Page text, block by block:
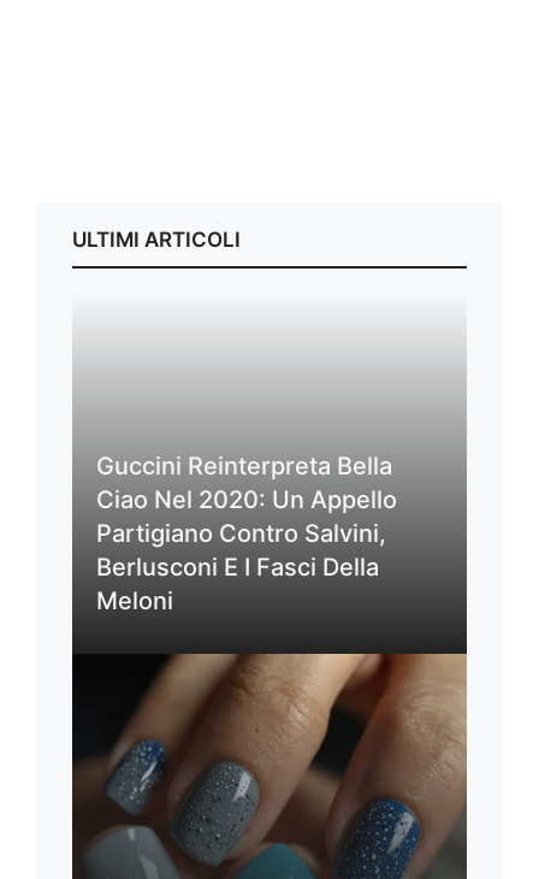
ULTIMI ARTICOLI
Guccini Reinterpreta Bella
Ciao Nel 2020: Un Appello
Partigiano Contro Salvini,
Berlusconi E I Fasci Della
Meloni